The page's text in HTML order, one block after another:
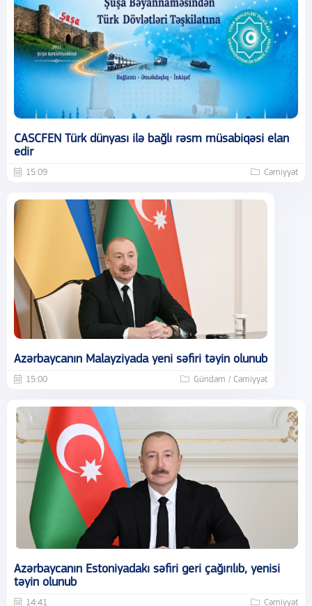
CASCFEN Türk dünyası ilə bağlı rəsm müsabiqəsi elan
edir
15:09 Cəmiyyət
Azərbaycanın Malayziyada yeni səfiri təyin olunub
15:00 Gündəm / Cəmiyyət
Azərbaycanın Estoniyadakı səfiri geri çağırılıb, yenisi
təyin olunub
14:41 Cəmiyyət